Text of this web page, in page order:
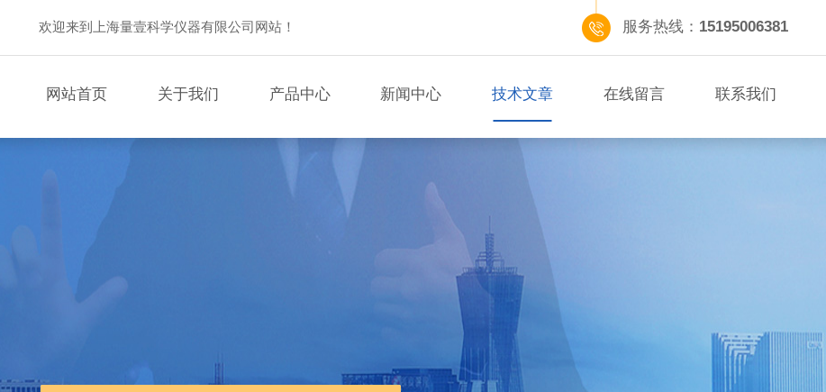
欢迎来到上海量壹科学仪器有限公司网站！ 服务热线： 15195006381
网站首页 关于我们 产品中心 新闻中心 技术文章 在线留言 联系我们